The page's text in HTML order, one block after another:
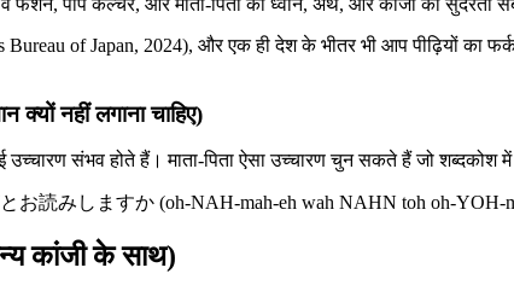
फैशन, पॉप कल्चर, और माता-पिता की ध्वनि, अर्थ, और कांजी की सुंदरता
Bureau of Japan, 2024), और एक ही देश के भीतर भी आप पीढ़ियों
नहीं लगाना चाहिए)
संभव होते हैं। माता-पिता ऐसा उच्चारण चुन सकते हैं जो शब्दकोश
お読みしますか (oh-NAH-mah-eh wah NAHN toh oh-YOH-
कांजी के साथ)